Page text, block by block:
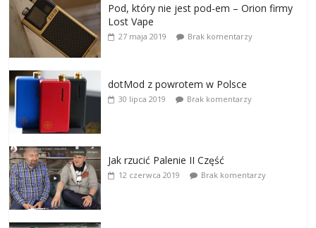
Pod, który nie jest pod-em – Orion firmy
Lost Vape
27 maja 2019 Brak komentarzy
dotMod z powrotem w Polsce
30 lipca 2019 Brak komentarzy
Jak rzucić Palenie II Część
12 czerwca 2019 Brak komentarzy